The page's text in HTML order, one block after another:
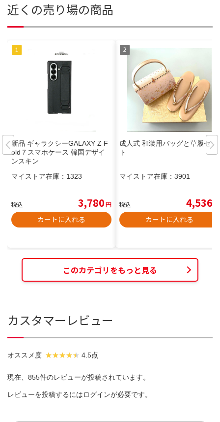
近くの売り場の商品
新品 ギャラクシーGALAXY Z F
old７スマホケース 韓国デザイ
ンスキン
マイストア在庫： 1323
税込 3,780円
カートに入れる
成人式 和装用バッグと草履セッ
ト
マイストア在庫： 3901
税込 4,536
カートに入れる
このカテゴリをもっと見る
カスタマーレビュー
オススメ度 4.5点
現在、855件のレビューが投稿されています。
レビューを投稿するにはログインが必要です。